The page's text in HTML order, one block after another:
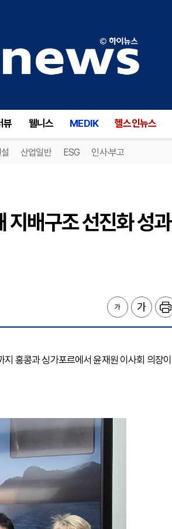
뷰 웰니스 MEDIK 헬스인뉴스
산업일반 ESG 인사·부고
지배구조 선진화 성과
홍콩과 싱가포르에서 윤재원 이사회 의장이